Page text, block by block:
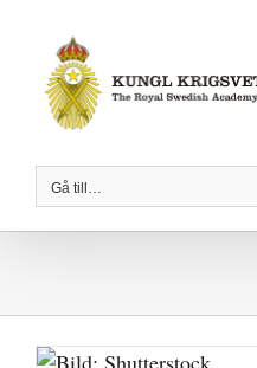
innehållet
Gå till…